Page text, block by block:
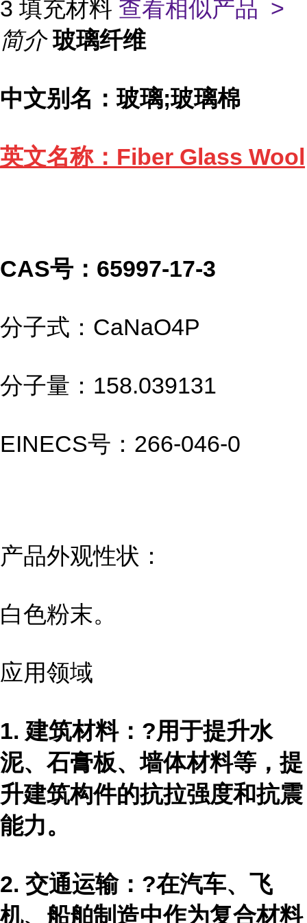
3 填充材料 查看相似产品 >
简介 玻璃纤维
中文别名：玻璃;玻璃棉
英文名称：Fiber Glass Wool
CAS号：65997-17-3
分子式：CaNaO4P
分子量：158.039131
EINECS号：266-046-0
产品外观性状：
白色粉末。
应用领域
1. 建筑材料：?用于提升水
泥、石膏板、墙体材料等，提
升建筑构件的抗拉强度和抗震
能力。
2. 交通运输：?在汽车、飞
机、船舶制造中作为复合材料